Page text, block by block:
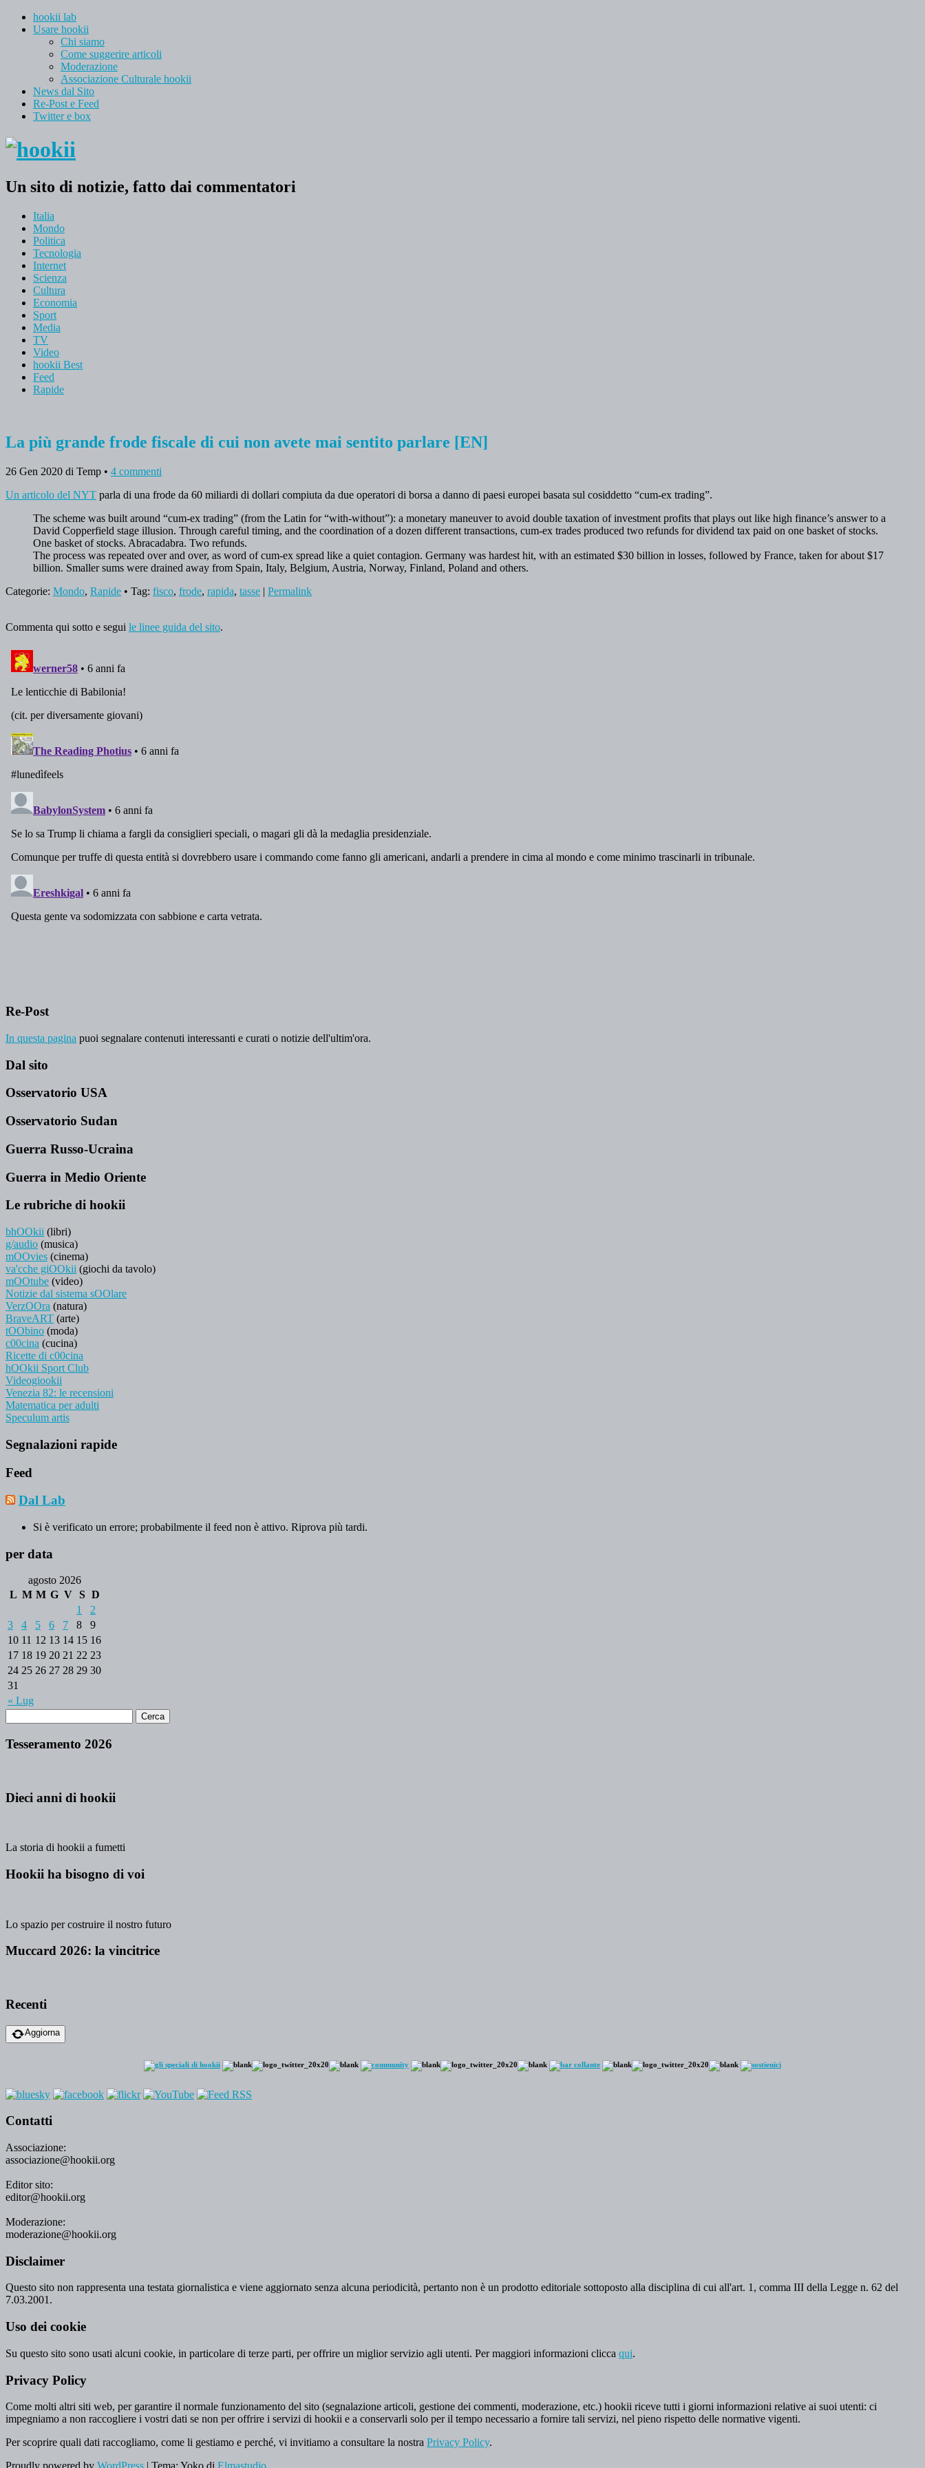
hookii lab
Usare hookii
Chi siamo
Come suggerire articoli
Moderazione
Associazione Culturale hookii
News dal Sito
Re-Post e Feed
Twitter e box
Un sito di notizie, fatto dai commentatori
Italia
Mondo
Politica
Tecnologia
Internet
Scienza
Cultura
Economia
Sport
Media
TV
Video
hookii Best
Feed
Rapide
La più grande frode fiscale di cui non avete mai sentito parlare [EN]
26 Gen 2020 di Temp • 4 commenti
Un articolo del NYT parla di una frode da 60 miliardi di dollari compiuta da due operatori di borsa a danno di paesi europei basata sul cosiddetto “cum-ex trading”.
The scheme was built around “cum-ex trading” (from the Latin for “with-without”): a monetary maneuver to avoid double taxation of investment profits that plays out like high finance’s answer to a
David Copperfield stage illusion. Through careful timing, and the coordination of a dozen different transactions, cum-ex trades produced two refunds for dividend tax paid on one basket of stocks.
One basket of stocks. Abracadabra. Two refunds.
The process was repeated over and over, as word of cum-ex spread like a quiet contagion. Germany was hardest hit, with an estimated $30 billion in losses, followed by France, taken for about $17
billion. Smaller sums were drained away from Spain, Italy, Belgium, Austria, Norway, Finland, Poland and others.
Categorie: Mondo, Rapide • Tag: fisco, frode, rapida, tasse | Permalink
Commenta qui sotto e segui le linee guida del sito.
Re-Post
In questa pagina puoi segnalare contenuti interessanti e curati o notizie dell'ultim'ora.
Dal sito
Osservatorio USA
Osservatorio Sudan
Guerra Russo-Ucraina
Guerra in Medio Oriente
Le rubriche di hookii
bhOOkii (libri)
g/audio (musica)
mOOvies (cinema)
va'cche giOOkii (giochi da tavolo)
mOOtube (video)
Notizie dal sistema sOOlare
VerzOOra (natura)
BraveART (arte)
tOObino (moda)
c00cina (cucina)
Ricette di c00cina
hOOkii Sport Club
Videogiookii
Venezia 82: le recensioni
Matematica per adulti
Speculum artis
Segnalazioni rapide
Feed
Dal Lab
Si è verificato un errore; probabilmente il feed non è attivo. Riprova più tardi.
per data
agosto 2026
L M M G V S D
« Lug
1
2
3
4 5 6 7 8
9
10 11 12 13 14 15 16
17 18 19 20 21 22 23
24 25 26 27 28 29 30
31
Tesseramento 2026
Dieci anni di hookii
La storia di hookii a fumetti
Hookii ha bisogno di voi
Lo spazio per costruire il nostro futuro
Muccard 2026: la vincitrice
Recenti
Aggiorna
Contatti
Associazione:
associazione@hookii.org
Editor sito:
editor@hookii.org
Moderazione:
moderazione@hookii.org
Disclaimer
Questo sito non rappresenta una testata giornalistica e viene aggiornato senza alcuna periodicità, pertanto non è un prodotto editoriale sottoposto alla disciplina di cui all'art. 1, comma III della Legge n. 62 del
7.03.2001.
Uso dei cookie
Su questo sito sono usati alcuni cookie, in particolare di terze parti, per offrire un miglior servizio agli utenti. Per maggiori informazioni clicca qui.
Privacy Policy
Come molti altri siti web, per garantire il normale funzionamento del sito (segnalazione articoli, gestione dei commenti, moderazione, etc.) hookii riceve tutti i giorni informazioni relative ai suoi utenti: ci
impegniamo a non raccogliere i vostri dati se non per offrire i servizi di hookii e a conservarli solo per il tempo necessario a fornire tali servizi, nel pieno rispetto delle normative vigenti.
Per scoprire quali dati raccogliamo, come li gestiamo e perché, vi invitiamo a consultare la nostra Privacy Policy.